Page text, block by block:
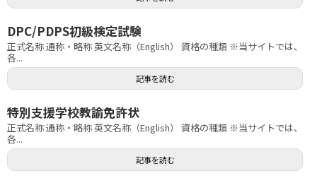
DPC/PDPS初級検定試験
正式名称 通称・略称 英文名称（English） 資格の種類 ※当サイトでは、
各...
記事を読む
特別支援学校教諭免許状
正式名称 通称・略称 英文名称（English） 資格の種類 ※当サイトでは、
各...
記事を読む